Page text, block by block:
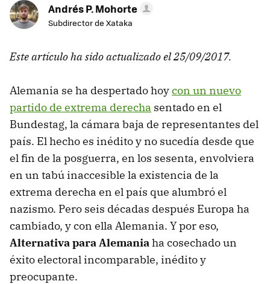
Andrés P. Mohorte
Subdirector de Xataka
Este artículo ha sido actualizado el 25/09/2017.
Alemania se ha despertado hoycon un nuevo
partido de extrema derecha sentado en el
Bundestag, la cámara baja de representantes del
país. El hecho es inédito y no sucedía desde que
el fin de la posguerra, en los sesenta, envolviera
en un tabú inaccesible la existencia de la
extrema derecha en el país que alumbró el
nazismo. Pero seis décadas después Europa ha
cambiado, y con ella Alemania. Y por eso,
Alternativa para Alemaniaha cosechado un
éxito electoral incomparable, inédito y
preocupante.